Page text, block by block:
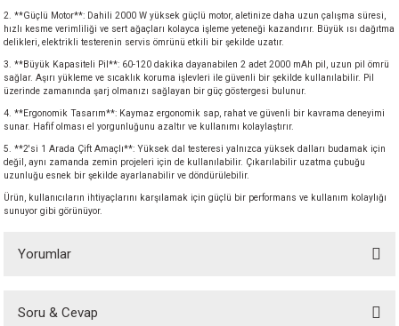
2. **Güçlü Motor**: Dahili 2000 W yüksek güçlü motor, aletinize daha uzun çalışma süresi,
hızlı kesme verimliliği ve sert ağaçları kolayca işleme yeteneği kazandırır. Büyük ısı dağıtma
delikleri, elektrikli testerenin servis ömrünü etkili bir şekilde uzatır.
3. **Büyük Kapasiteli Pil**: 60-120 dakika dayanabilen 2 adet 2000 mAh pil, uzun pil ömrü
sağlar. Aşırı yükleme ve sıcaklık koruma işlevleri ile güvenli bir şekilde kullanılabilir. Pil
üzerinde zamanında şarj olmanızı sağlayan bir güç göstergesi bulunur.
4. **Ergonomik Tasarım**: Kaymaz ergonomik sap, rahat ve güvenli bir kavrama deneyimi
sunar. Hafif olması el yorgunluğunu azaltır ve kullanımı kolaylaştırır.
5. **2'si 1 Arada Çift Amaçlı**: Yüksek dal testeresi yalnızca yüksek dalları budamak için
değil, aynı zamanda zemin projeleri için de kullanılabilir. Çıkarılabilir uzatma çubuğu
uzunluğu esnek bir şekilde ayarlanabilir ve döndürülebilir.
Ürün, kullanıcıların ihtiyaçlarını karşılamak için güçlü bir performans ve kullanım kolaylığı
sunuyor gibi görünüyor.
Yorumlar
Soru & Cevap